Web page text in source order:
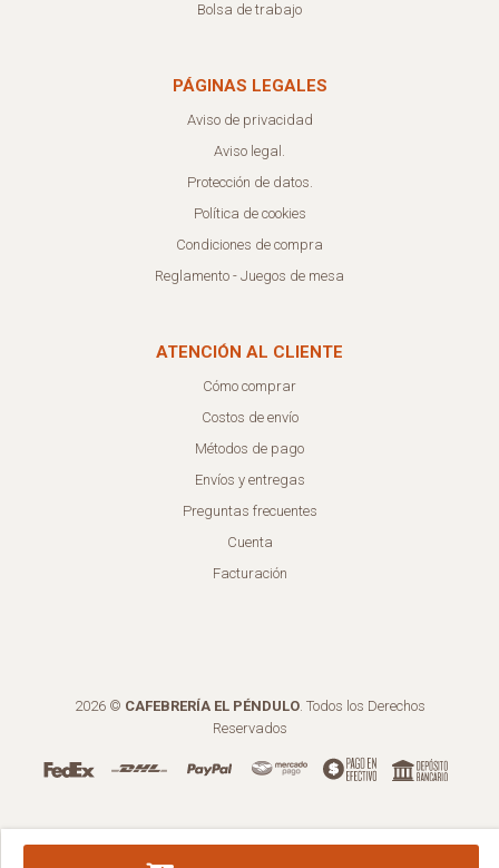
Bolsa de trabajo
PÁGINAS LEGALES
Aviso de privacidad
Aviso legal.
Protección de datos.
Política de cookies
Condiciones de compra
Reglamento - Juegos de mesa
ATENCIÓN AL CLIENTE
Cómo comprar
Costos de envío
Métodos de pago
Envíos y entregas
Preguntas frecuentes
Cuenta
Facturación
2026 © CAFEBRERÍA EL PÉNDULO. Todos los Derechos
Reservados